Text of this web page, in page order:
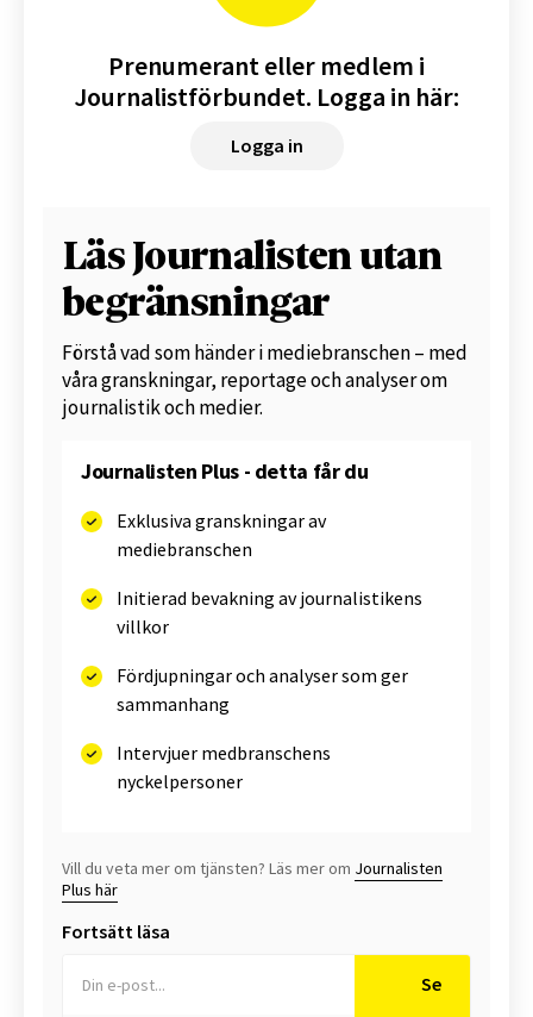
Prenumerant eller medlem i
Journalistförbundet. Logga in här:
Logga in
Läs Journalisten utan
begränsningar
Förstå vad som händer i mediebranschen – med
våra granskningar, reportage och analyser om
journalistik och medier.
Journalisten Plus - detta får du
Exklusiva granskningar av
mediebranschen
Initierad bevakning av journalistikens
villkor
Fördjupningar och analyser som ger
sammanhang
Intervjuer medbranschens
nyckelpersoner
Vill du veta mer om tjänsten? Läs mer om Journalisten
Plus här
Fortsätt läsa
Se